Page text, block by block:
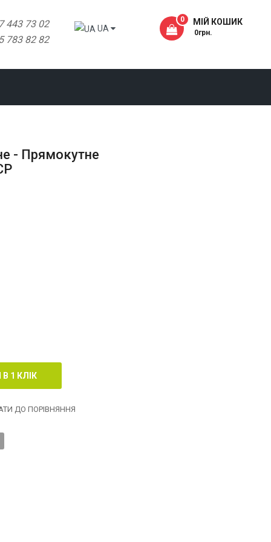
443 73 02
783 82 82
UA
МІЙ КОШИК
0
- 0грн.
- Прямокутне
ДО ПОРІВНЯННЯ